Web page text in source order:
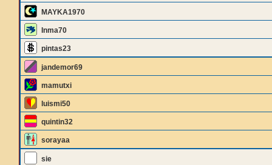
MAYKA1970
Inma70
pintas23
jandemor69
mamutxi
luismi50
quintin32
sorayaa
sie